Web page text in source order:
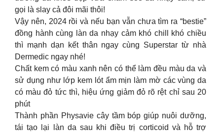
gọi là slay cả đôi mãi thôi!
Vậy nên, 2024 rồi và nếu bạn vẫn chưa tìm ra “bestie”
đồng hành cùng làn da nhạy cảm khó chill khó chiều
thì mạnh dạn kết thân ngay cùng Superstar từ nhà
Dermedic ngay nhé!
Chất kem có màu xanh nên có thể làm đều màu da và
sử dụng như lớp kem lót ẩm mịn làm mờ các vùng da
có màu đỏ tức thì, hiệu ứng giảm đỏ rõ rệt chỉ sau 20
phút
Thành phần Physavie cây tầm bóp giúp nuôi dưỡng,
tái tạo lại làn da sau khi điều trị corticoid và hỗ trợ